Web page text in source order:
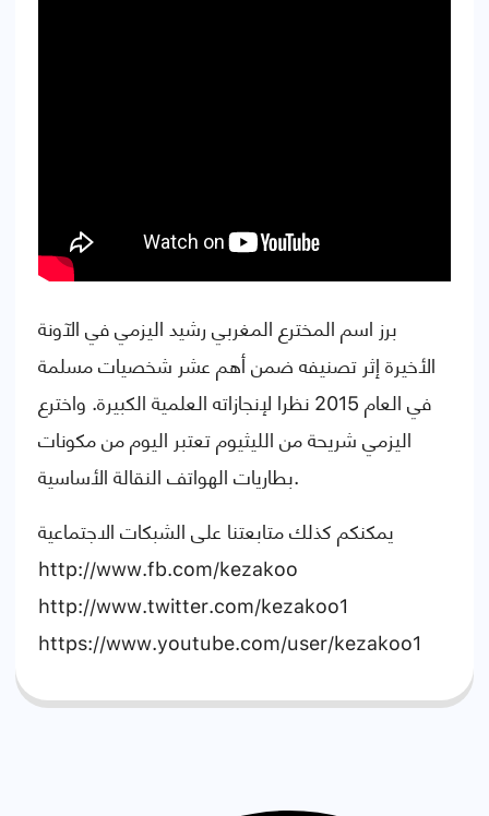
برز اسم المخترع المغربي رشيد اليزمي في الآونة
الأخيرة إثر تصنيفه ضمن أهم عشر شخصيات مسلمة
في العام 2015 نظرا لإنجازاته العلمية الكبيرة. واخترع
اليزمي شريحة من الليثيوم تعتبر اليوم من مكونات
بطاريات الهواتف النقالة الأساسية.
يمكنكم كذلك متابعتنا على الشبكات الاجتماعية
http://www.fb.com/kezakoo
http://www.twitter.com/kezakoo1
https://www.youtube.com/user/kezakoo1